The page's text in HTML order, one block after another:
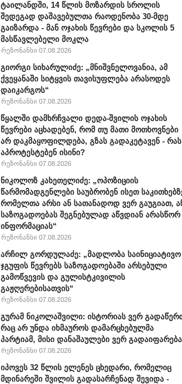
ტაილანდში, 14 წლის მოზარდის სროლის
შედეგად დაშავებულთა რაოდენობა 30-მდე
გაიზარდა - მან ოჯახის წევრები და სკოლის 5
მასწავლებელი მოკლა
რეზონანსი 07.08.2026
გიორგი სიხარულიძე: „მნიშვნელოვანია, ამ
ქვეყანაში სიტყვის თავისუფლება არასოდეს
დაიკარგოს“
რეზონანსი 07.08.2026
წყალში დამხრჩვალი დედა-შვილის ოჯახის
წევრები აცხადებენ, რომ თუ მათი მოთხოვნები
არ დაკმაყოფილდება, გზას გადაკეტავენ - რას
აპროტესტებენ ისინი?
რეზონანსი 07.08.2026
ნიკოლოზ კახეთელიძე: „ოპოზიციის
წარმომადგენლები საუბრობენ ისეთ
რომელთა არსი ან სათანადოდ ვერ გაუგიათ,
საზოგადოებას შეგნებულად აწვდიან არასწორ
ინფორმაციას“
რეზონანსი 07.08.2026
არჩილ გორდულაძე: „მადლობა საინიციატივო
ჯგუფის წევრებს საზოგადოებაში არსებული
გამოწვევის და გულისტკივილის
გაჟღერებისათვის“
რეზონანსი 07.08.2026
გურამ ნიკოლაშვილი: ისტორიას ვერ
რაც არ უნდა იხმაუროს დამარცხებულმა
პარტიამ, მისი დანაშაულები ვერ გადაიფარება
რეზონანსი 07.08.2026
იპოვეს 32 წლის ელენეს ცხედარი, რომელიც
მდინარეში შვილის გადასარჩენად შევიდა -